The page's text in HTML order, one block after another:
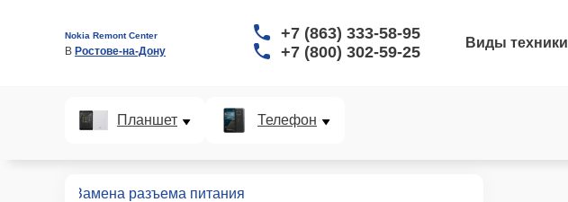
Nokia Remont Center
В Ростове-на-Дону
+7 (863) 333-58-95
+7 (800) 302-59-25
Виды техники
Планшет Телефон
Замена разъема питания